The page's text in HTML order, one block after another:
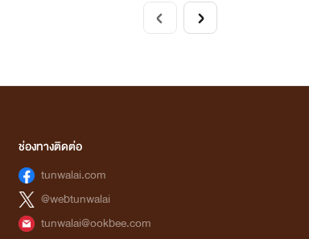
ช่องทางติดต่อ
tunwalai.com
@webtunwalai
tunwalai@ookbee.com